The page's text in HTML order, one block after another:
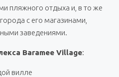
пляжного отдыха и, в то же
с его магазинами,
заведениями.
Baramee Village:
вилле